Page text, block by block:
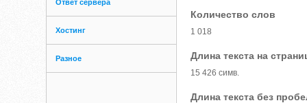
Ответ сервера
Хостинг
Разное
Количество слов
1 018
Длина текста на
15 426 симв.
Длина текста без